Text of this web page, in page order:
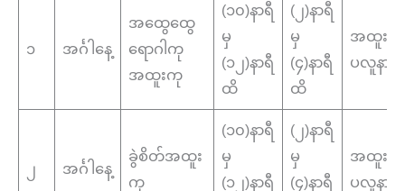
၁ အင်္ဂါနေ့
အထွေထွေ
ရောဂါကု
အထူးကု
(၁၀)နာရီ
မှ
(၁၂)နာရီ
ထိ
(၂)နာရီ
မှ
(၄)နာရီ
ထိ
အထူးကု
ပလူနာ
၂ အင်္ဂါနေ့
ခွဲစိတ်အထူး
ကု
(၁၀)နာရီ
မှ
(၁၂)နာရီ
(၂)နာရီ
မှ
(၄)နာရီ
အထူးကု
ပလူနာ